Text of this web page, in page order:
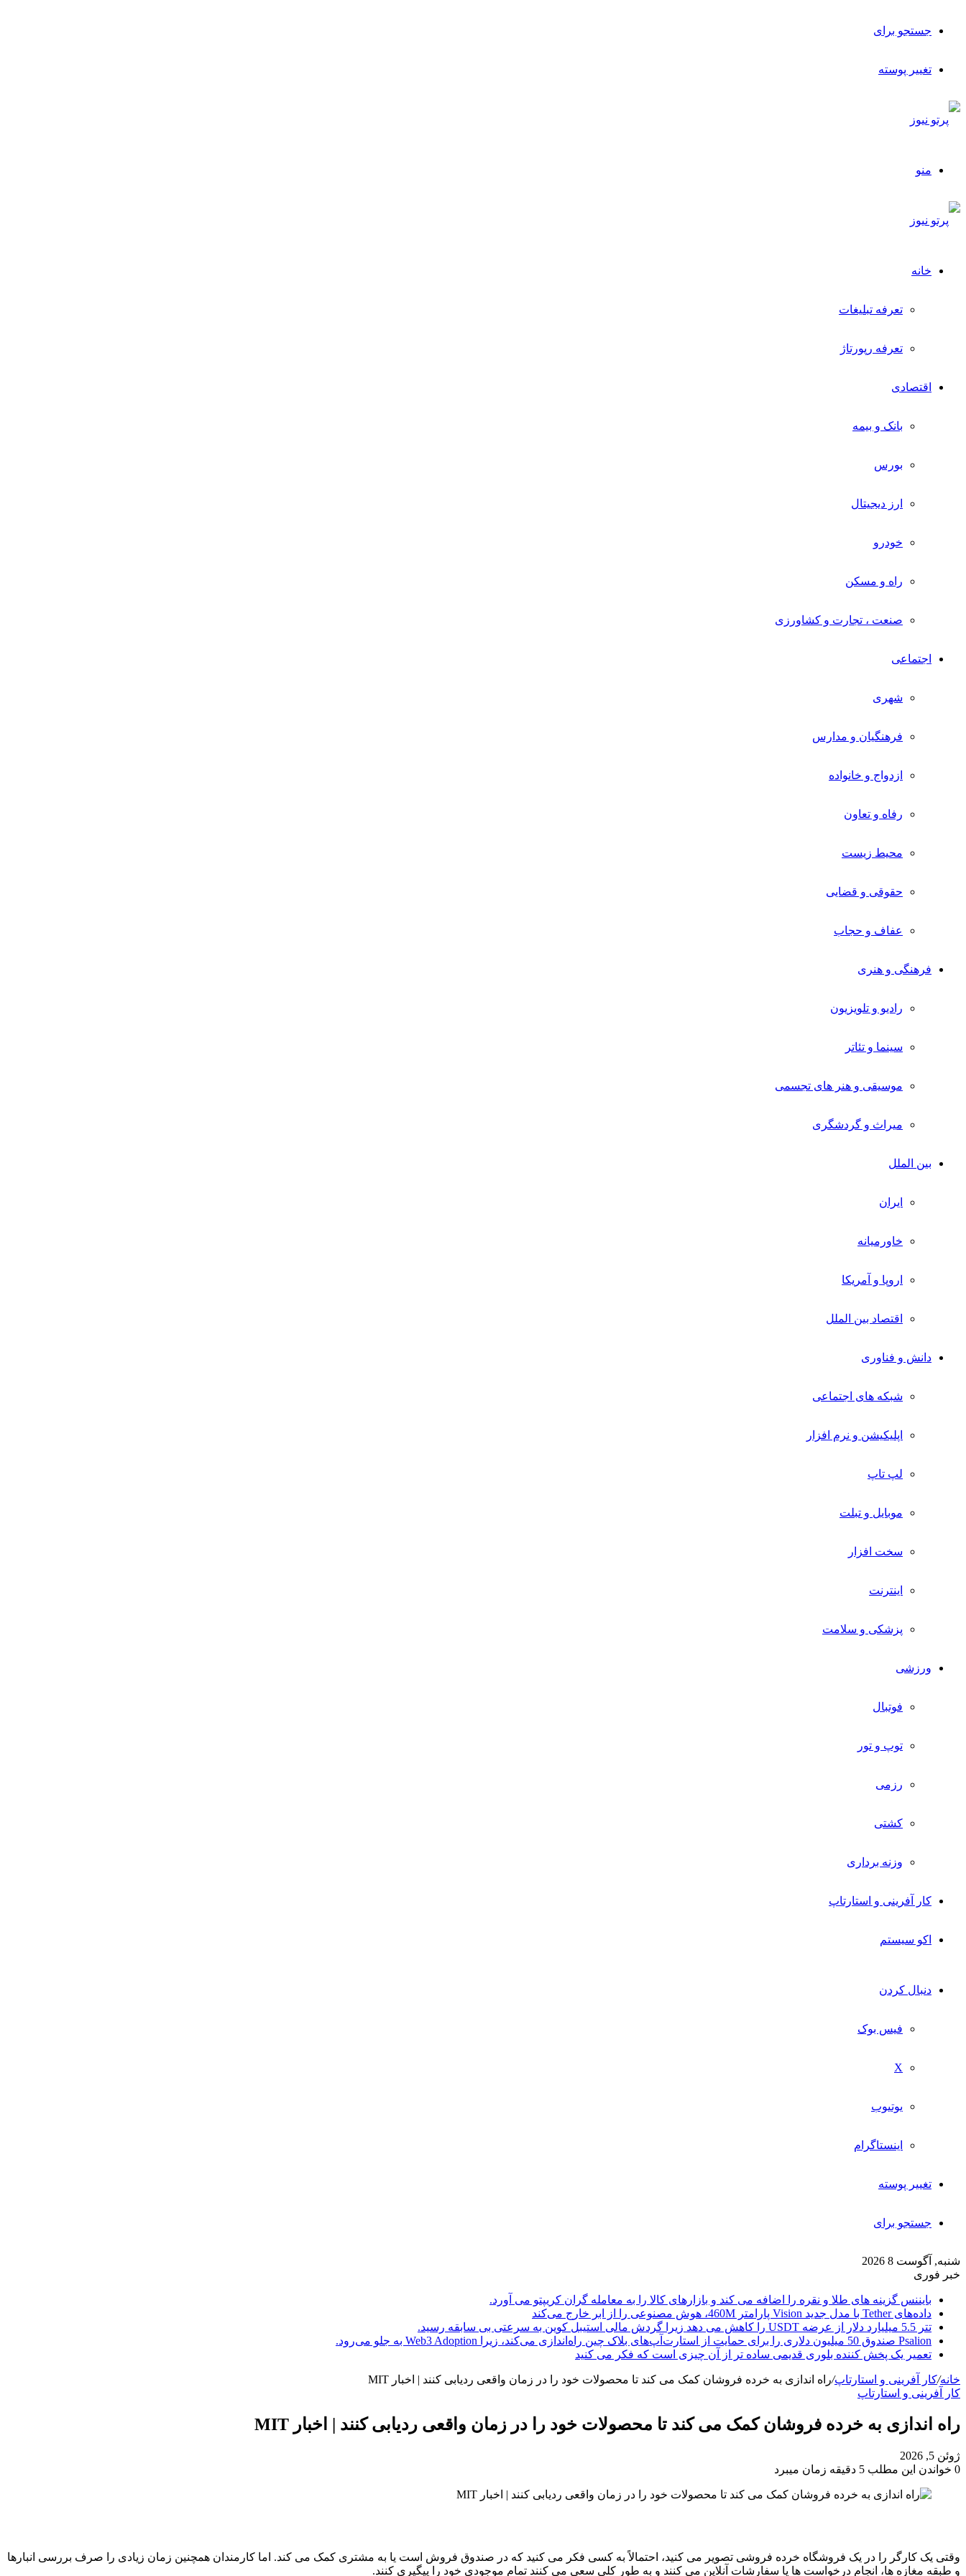
جستجو برای
تغییر پوسته
منو
خانه
تعرفه تبلیغات
تعرفه رپورتاژ
اقتصادی
بانک و بیمه
بورس
ارز دیجیتال
خودرو
راه و مسکن
صنعت ، تجارت و کشاورزی
اجتماعی
شهری
فرهنگیان و مدارس
ازدواج و خانواده
رفاه و تعاون
محیط زیست
حقوقی و قضایی
عفاف و حجاب
فرهنگی و هنری
رادیو و تلویزیون
سینما و تئاتر
موسیقی و هنر های تجسمی
میراث و گردشگری
بین الملل
ایران
خاورمیانه
اروپا و آمریکا
اقتصاد بین الملل
دانش و فناوری
شبکه های اجتماعی
اپلیکیشن و نرم افزار
لپ تاپ
موبایل و تبلت
سخت افزار
اینترنت
پزشکی و سلامت
ورزشی
فوتبال
توپ و تور
رزمی
کشتی
وزنه برداری
کار آفرینی و استارتاپ
اکو سیستم
دنبال کردن
فیس بوک
X
یوتیوب
اینستاگرام
تغییر پوسته
جستجو برای
شنبه, آگوست 8 2026
خبر فوری
بایننس گزینه های طلا و نقره را اضافه می کند و بازارهای کالا را به معامله گران کریپتو می آورد.
داده‌های Tether با مدل جدید Vision پارامتر 460M، هوش مصنوعی را از ابر خارج می‌کند
تتر 5.5 میلیارد دلار از عرضه USDT را کاهش می دهد زیرا گردش مالی استیبل کوین به سرعتی بی سابقه رسید.
Psalion صندوق 50 میلیون دلاری را برای حمایت از استارت‌آپ‌های بلاک چین راه‌اندازی می‌کند، زیرا Web3 Adoption به جلو می‌رود.
تعمیر یک پخش کننده بلوری قدیمی ساده تر از آن چیزی است که فکر می کنید
خانه/کار آفرینی و استارتاپ/راه اندازی به خرده فروشان کمک می کند تا محصولات خود را در زمان واقعی ردیابی کنند | اخبار MIT
کار آفرینی و استارتاپ
راه اندازی به خرده فروشان کمک می کند تا محصولات خود را در زمان واقعی ردیابی کنند | اخبار MIT
ژوئن 5, 2026
0 خواندن این مطلب 5 دقیقه زمان میبرد
وقتی یک کارگر را در یک فروشگاه خرده فروشی تصویر می کنید، احتمالاً به کسی فکر می کنید که در صندوق فروش است یا به مشتری کمک می کند. اما کارمندان همچنین زمان زیادی را صرف بررسی انبارها
و طبقه مغازه ها، انجام درخواست ها یا سفارشات آنلاین می کنند و به طور کلی سعی می کنند تمام موجودی خود را پیگیری کنند.